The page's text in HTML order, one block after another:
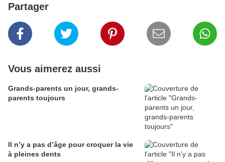
Partager
Vous aimerez aussi
Grands-parents un jour, grands-
parents toujours
Il n’y a pas d’âge pour croquer la vie
à pleines dents